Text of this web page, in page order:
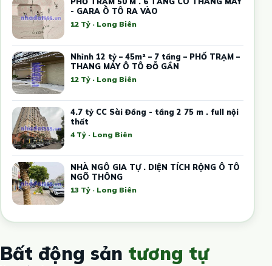
- GARA Ô TÔ RA VÀO
12 Tỷ · Long Biên
Nhỉnh 12 tỷ – 45m² – 7 tầng – PHỐ TRẠM –
THANG MÁY Ô TÔ ĐỖ GẦN
12 Tỷ · Long Biên
4.7 tỷ CC Sài Đồng - tầng 2 75 m . full nội
thất
4 Tỷ · Long Biên
NHÀ NGÔ GIA TỰ . DIỆN TÍCH RỘNG Ô TÔ
NGÕ THÔNG
13 Tỷ · Long Biên
Bất động sản tương tự